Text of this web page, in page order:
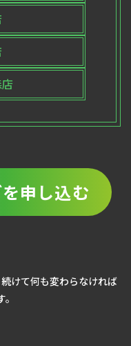
申し込む
けて何も変わらなければ